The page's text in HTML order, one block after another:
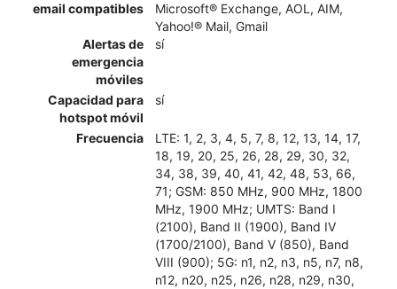
email compatibles
Microsoft® Exchange, AOL, AIM,
Yahoo!® Mail, Gmail
Alertas de
emergencia
móviles
sí
Capacidad para
hotspot móvil
sí
Frecuencia
LTE: 1, 2, 3, 4, 5, 7, 8, 12, 13, 14, 17,
18, 19, 20, 25, 26, 28, 29, 30, 32,
34, 38, 39, 40, 41, 42, 48, 53, 66,
71; GSM: 850 MHz, 900 MHz, 1800
MHz, 1900 MHz; UMTS: Band I
(2100), Band II (1900), Band IV
(1700/2100), Band V (850), Band
VIII (900); 5G: n1, n2, n3, n5, n7, n8,
n12, n20, n25, n26, n28, n29, n30,